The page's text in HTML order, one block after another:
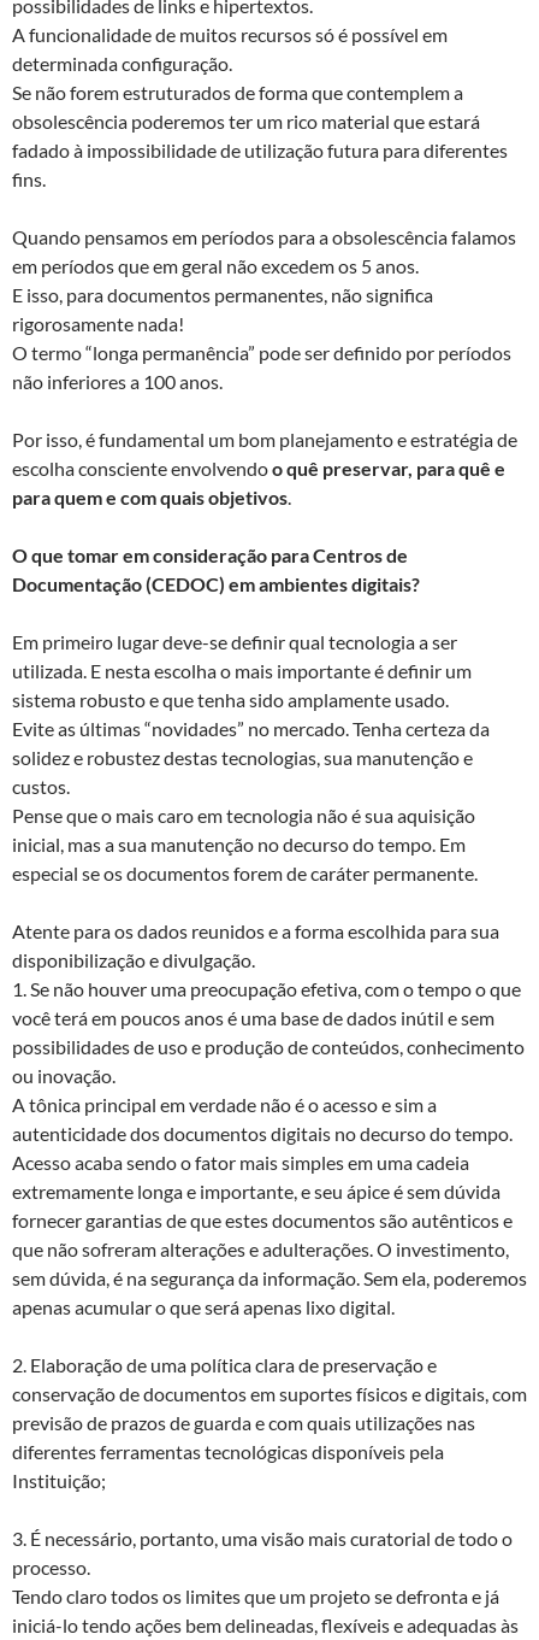
possibilidades de links e hipertextos.
A funcionalidade de muitos recursos só é possível em
determinada configuração.
Se não forem estruturados de forma que contemplem a
obsolescência poderemos ter um rico material que estará
fadado à impossibilidade de utilização futura para diferentes
fins.
Quando pensamos em períodos para a obsolescência falamos
em períodos que em geral não excedem os 5 anos.
E isso, para documentos permanentes, não significa
rigorosamente nada!
O termo “longa permanência” pode ser definido por períodos
não inferiores a 100 anos.
Por isso, é fundamental um bom planejamento e estratégia de
escolha consciente envolvendoo quê preservar, para quê e
para quem e com quais objetivos.
O que tomar em consideração para Centros de
Documentação (CEDOC) em ambientes digitais?
Em primeiro lugar deve-se definir qual tecnologia a ser
utilizada. E nesta escolha o mais importante é definir um
sistema robusto e que tenha sido amplamente usado.
Evite as últimas “novidades” no mercado. Tenha certeza da
solidez e robustez destas tecnologias, sua manutenção e
custos.
Pense que o mais caro em tecnologia não é sua aquisição
inicial, mas a sua manutenção no decurso do tempo. Em
especial se os documentos forem de caráter permanente.
Atente para os dados reunidos e a forma escolhida para sua
disponibilização e divulgação.
1. Se não houver uma preocupação efetiva, com o tempo o que
você terá em poucos anos é uma base de dados inútil e sem
possibilidades de uso e produção de conteúdos, conhecimento
ou inovação.
A tônica principal em verdade não é o acesso e sim a
autenticidade dos documentos digitais no decurso do tempo.
Acesso acaba sendo o fator mais simples em uma cadeia
extremamente longa e importante, e seu ápice é sem dúvida
fornecer garantias de que estes documentos são autênticos e
que não sofreram alterações e adulterações. O investimento,
sem dúvida, é na segurança da informação. Sem ela, poderemos
apenas acumular o que será apenas lixo digital.
2. Elaboração de uma política clara de preservação e
conservação de documentos em suportes físicos e digitais, com
previsão de prazos de guarda e com quais utilizações nas
diferentes ferramentas tecnológicas disponíveis pela
Instituição;
3. É necessário, portanto, uma visão mais curatorial de todo o
processo.
Tendo claro todos os limites que um projeto se defronta e já
iniciá-lo tendo ações bem delineadas, flexíveis e adequadas às